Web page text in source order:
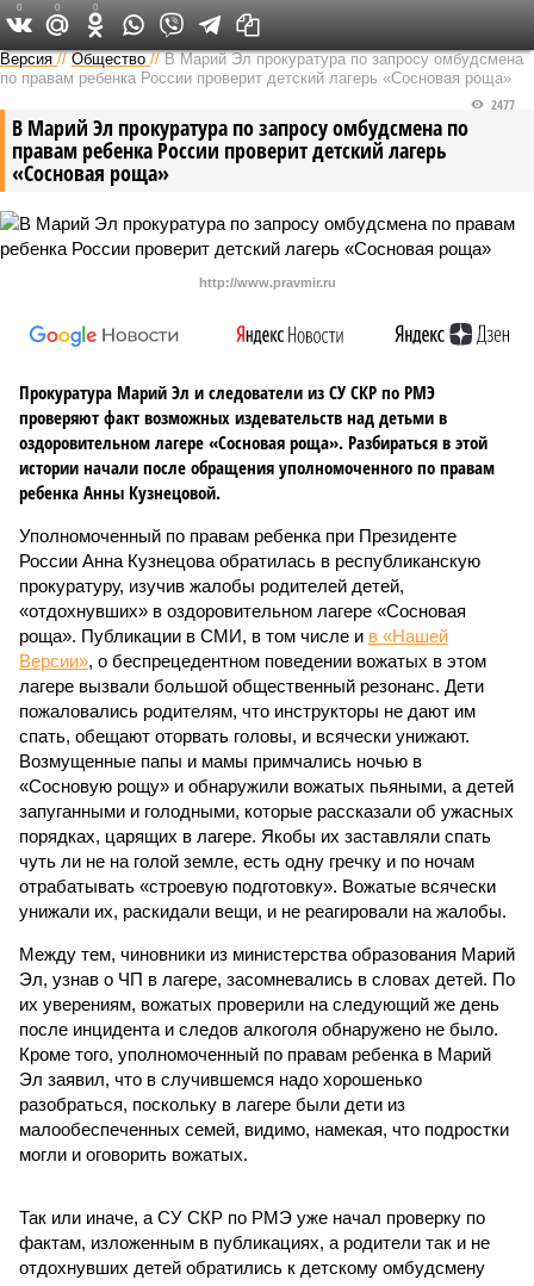
Версия в Чувашии
Версия //Общество //В Марий Эл прокуратура по запросу омбудсмена
по правам ребенка России проверит детский лагерь «Сосновая роща»
В Марий Эл прокуратура по запросу омбудсмена по
правам ребенка России проверит детский лагерь
«Сосновая роща»
2477
http://www.pravmir.ru
Прокуратура Марий Эл и следователи из СУ СКР по РМЭ
проверяют факт возможных издевательств над детьми в
оздоровительном лагере «Сосновая роща». Разбираться в этой
истории начали после обращения уполномоченного по правам
ребенка Анны Кузнецовой.
Уполномоченный по правам ребенка при Президенте
России Анна Кузнецова обратилась в республиканскую
прокуратуру, изучив жалобы родителей детей,
«отдохнувших» в оздоровительном лагере «Сосновая
роща». Публикации в СМИ, в том числе и в «Нашей
Версии», о беспрецедентном поведении вожатых в этом
лагере вызвали большой общественный резонанс. Дети
пожаловались родителям, что инструкторы не дают им
спать, обещают оторвать головы, и всячески унижают.
Возмущенные папы и мамы примчались ночью в
«Сосновую рощу» и обнаружили вожатых пьяными, а детей
запуганными и голодными, которые рассказали об ужасных
порядках, царящих в лагере. Якобы их заставляли спать
чуть ли не на голой земле, есть одну гречку и по ночам
отрабатывать «строевую подготовку». Вожатые всячески
унижали их, раскидали вещи, и не реагировали на жалобы.
Между тем, чиновники из министерства образования Марий
Эл, узнав о ЧП в лагере, засомневались в словах детей. По
их уверениям, вожатых проверили на следующий же день
после инцидента и следов алкоголя обнаружено не было.
Кроме того, уполномоченный по правам ребенка в Марий
Эл заявил, что в случившемся надо хорошенько
разобраться, поскольку в лагере были дети из
малообеспеченных семей, видимо, намекая, что подростки
могли и оговорить вожатых.
Так или иначе, а СУ СКР по РМЭ уже начал проверку по
фактам, изложенным в публикациях, а родители так и не
отдохнувших детей обратились к детскому омбудсмену
0 0 0